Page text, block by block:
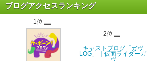
ブログアクセスランキング
1位
2位
キャストブログ「ガヴ
LOG」｜仮面ライダーガ
ヴ